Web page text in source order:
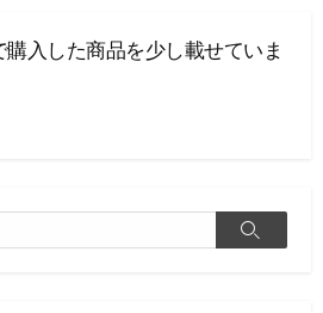
購入した商品を少し載せていま
検